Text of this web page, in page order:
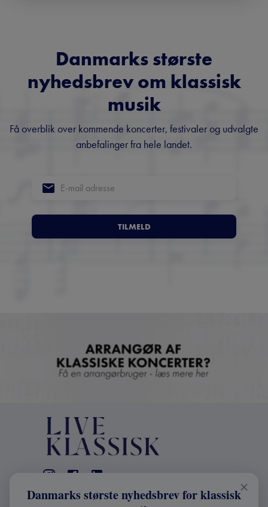
Danmarks største
nyhedsbrev om klassisk
musik
Få overblik over kommende koncerter, festivaler og udvalgte
anbefalinger fra hele landet.
TILMELD
KONTAKT
Danmarks største nyhedsbrev for klassisk